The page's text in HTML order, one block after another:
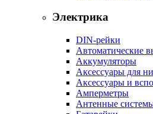
Электрика
DIN-рейки
Автоматические
Аккумуляторы
Аксессуары для
Аксессуары и
Амперметры
Антенные